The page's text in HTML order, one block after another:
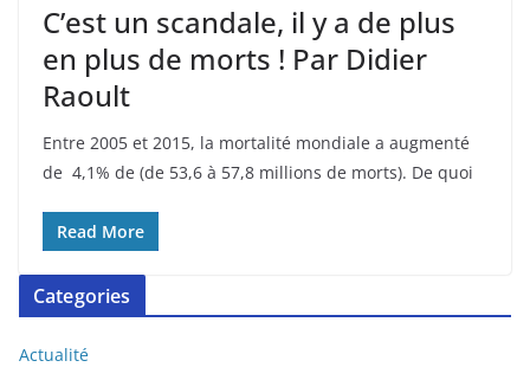
C’est un scandale, il y a de plus
en plus de morts ! Par Didier
Raoult
Entre 2005 et 2015, la mortalité mondiale a augmenté
de 4,1% de (de 53,6 à 57,8 millions de morts). De quoi
Read More
Categories
Actualité